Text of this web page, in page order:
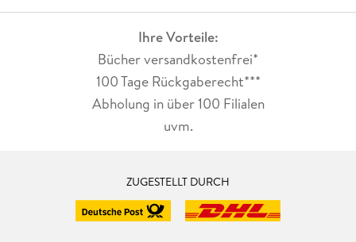
Ihre Vorteile:
Bücher versandkostenfrei*
100 Tage Rückgaberecht***
Abholung in über 100 Filialen
uvm.
ZUGESTELLT DURCH